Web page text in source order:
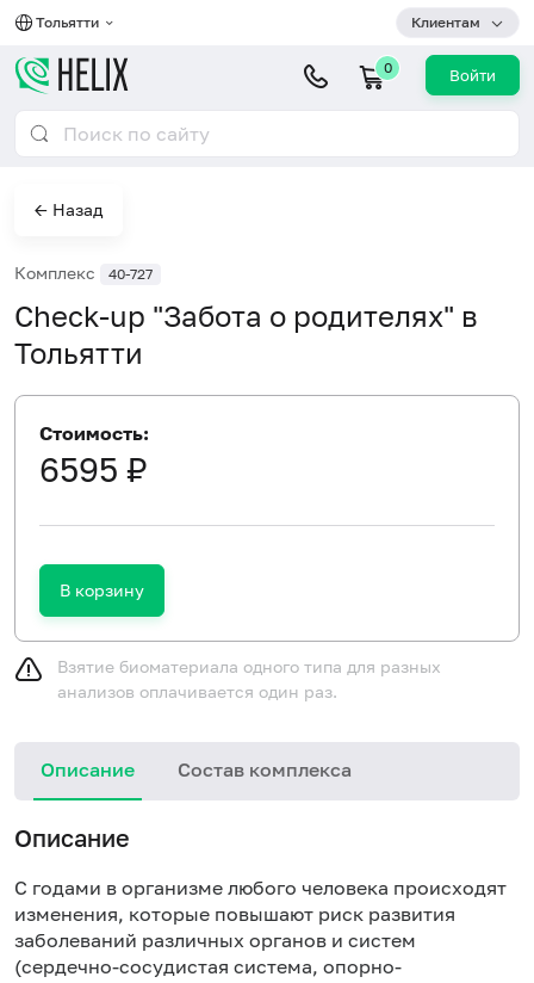
Тольятти Клиентам
0 Войти
← Назад
Комплекс 40-727
Check-up "Забота о родителях" в
Тольятти
Стоимость:
6595 ₽
В корзину
Взятие биоматериала одного типа для разных
анализов оплачивается один раз.
Описание Состав комплекса
Описание
С годами в организме любого человека происходят
изменения, которые повышают риск развития
заболеваний различных органов и систем
(сердечно-сосудистая система, опорно-